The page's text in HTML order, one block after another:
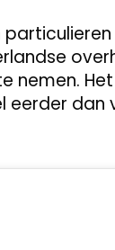
nemen.
eerder